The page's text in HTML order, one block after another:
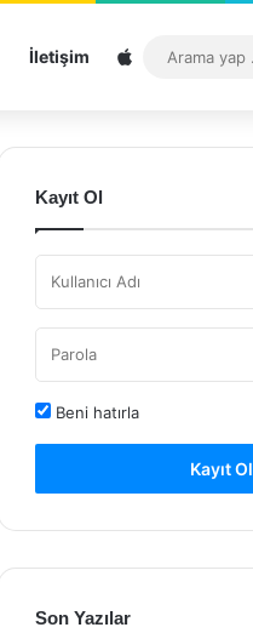
İletişim Sitemap
Kayıt Ol
Beni hatırla
Kayıt Ol
Son Yazılar